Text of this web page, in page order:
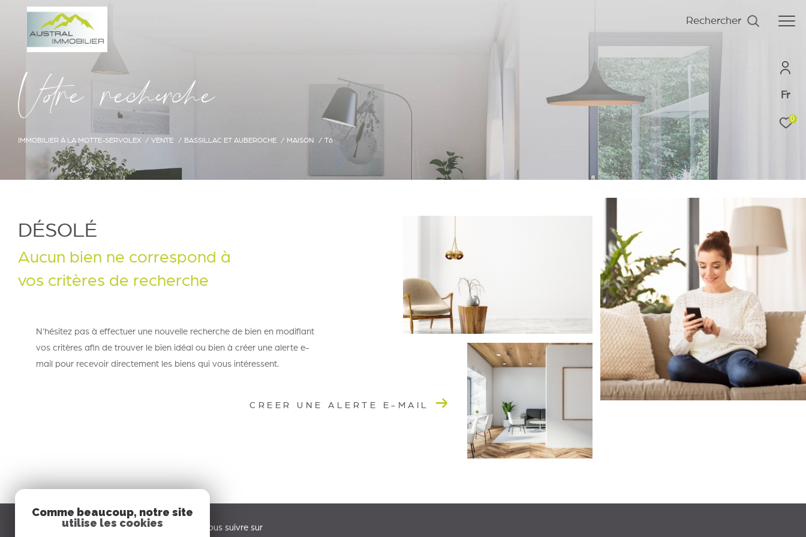
Fr
0
Rechercher
Vore recece
IMMOBILIER À LA MOTTE-SERVOLEX VENTE BASSILLAC ET AUBEROCHE MAISON T6
DÉSOLÉ
Aucun bien ne correspond à
vos critères de recherche
N'hésitez pas à effectuer une nouvelle recherche de bien en modifiant
vos critères afin de trouver le bien idéal ou bien à créer une alerte e-
mail pour recevoir directement les biens qui vous intéressent.
CREER UNE ALERTE E-MAIL
SAS Austral Immobilier Nous suivre sur
Comme beaucoup, notre site
utilise les cookies